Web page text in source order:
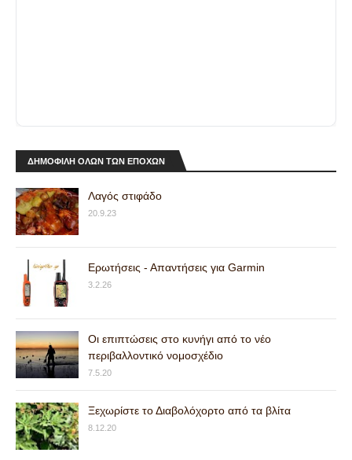
ΔΗΜΟΦΙΛΗ ΟΛΩΝ ΤΩΝ ΕΠΟΧΩΝ
Λαγός στιφάδο
20.9.23
Ερωτήσεις - Απαντήσεις για Garmin
3.2.26
Οι επιπτώσεις στο κυνήγι από το νέο
περιβαλλοντικό νομοσχέδιο
7.5.20
Ξεχωρίστε το Διαβολόχορτο από τα βλίτα
8.12.20